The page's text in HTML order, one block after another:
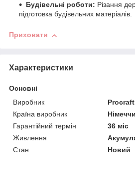
Будівельні роботи: Різання
підготовка будівельних матеріалів.
Приховати
Характеристики
Основні
Виробник
Procraft
Країна виробник
Гарантійний термін
36 міс
Живлення
Стан
Новий